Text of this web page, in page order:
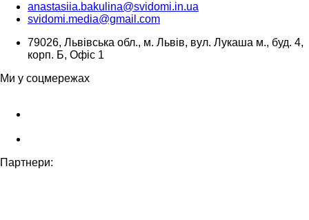
anastasiia.bakulina@svidomi.in.ua
svidomi.media@gmail.com
79026, Львівська обл., м. Львів, вул. Лукаша м., буд. 4,
корп. Б, Офіс 1
Ми у соцмережах
Партнери: